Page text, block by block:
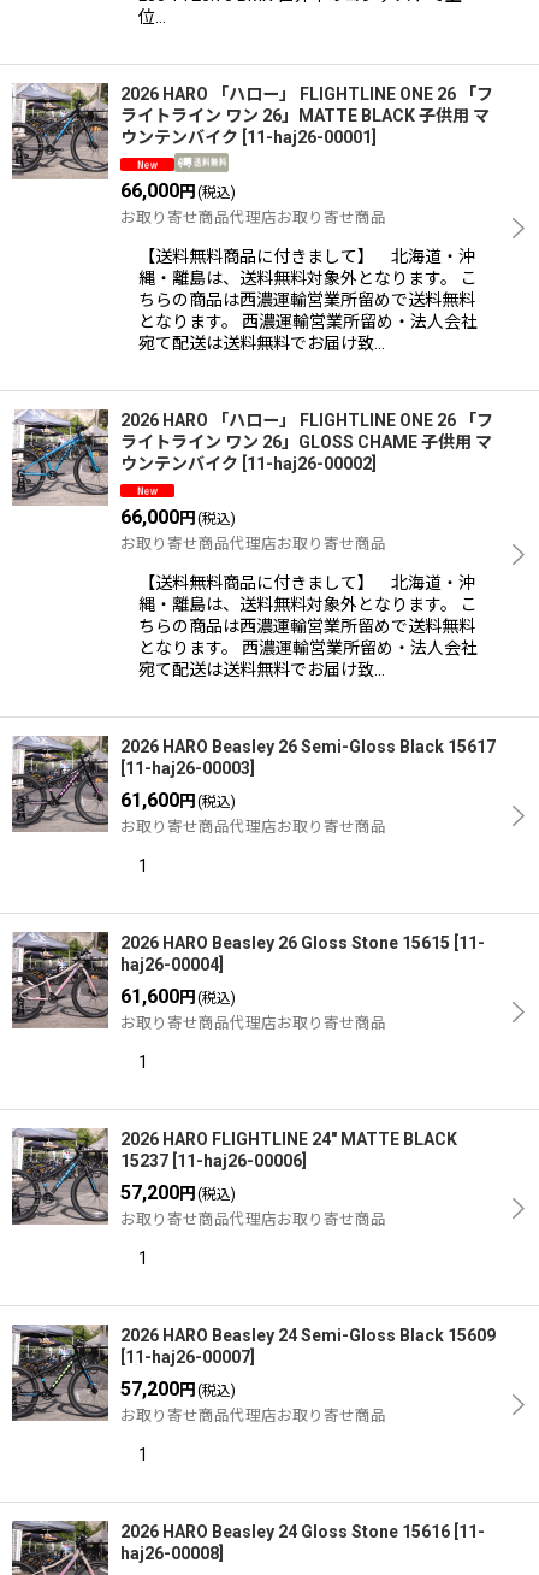
位…
2026 HARO 「ハロー」 FLIGHTLINE ONE 26 「フ
ライトライン ワン 26」MATTE BLACK 子供用 マ
ウンテンバイク 11-haj26-00001
66,000円 (税込)
お取り寄せ商品代理店お取り寄せ商品
【送料無料商品に付きまして】 北海道・沖
縄・離島は、送料無料対象外となります。 こ
ちらの商品は西濃運輸営業所留めで送料無料
となります。 西濃運輸営業所留め・法人会社
宛て配送は送料無料でお届け致…
2026 HARO 「ハロー」 FLIGHTLINE ONE 26 「フ
ライトライン ワン 26」GLOSS CHAME 子供用 マ
ウンテンバイク 11-haj26-00002
66,000円 (税込)
お取り寄せ商品代理店お取り寄せ商品
【送料無料商品に付きまして】 北海道・沖
縄・離島は、送料無料対象外となります。 こ
ちらの商品は西濃運輸営業所留めで送料無料
となります。 西濃運輸営業所留め・法人会社
宛て配送は送料無料でお届け致…
2026 HARO Beasley 26 Semi-Gloss Black 15617
11-haj26-00003
61,600円 (税込)
お取り寄せ商品代理店お取り寄せ商品
1
2026 HARO Beasley 26 Gloss Stone 15615 11-
haj26-00004
61,600円 (税込)
お取り寄せ商品代理店お取り寄せ商品
1
2026 HARO FLIGHTLINE 24" MATTE BLACK
15237 11-haj26-00006
57,200円 (税込)
お取り寄せ商品代理店お取り寄せ商品
1
2026 HARO Beasley 24 Semi-Gloss Black 15609
11-haj26-00007
57,200円 (税込)
お取り寄せ商品代理店お取り寄せ商品
1
2026 HARO Beasley 24 Gloss Stone 15616 11-
haj26-00008